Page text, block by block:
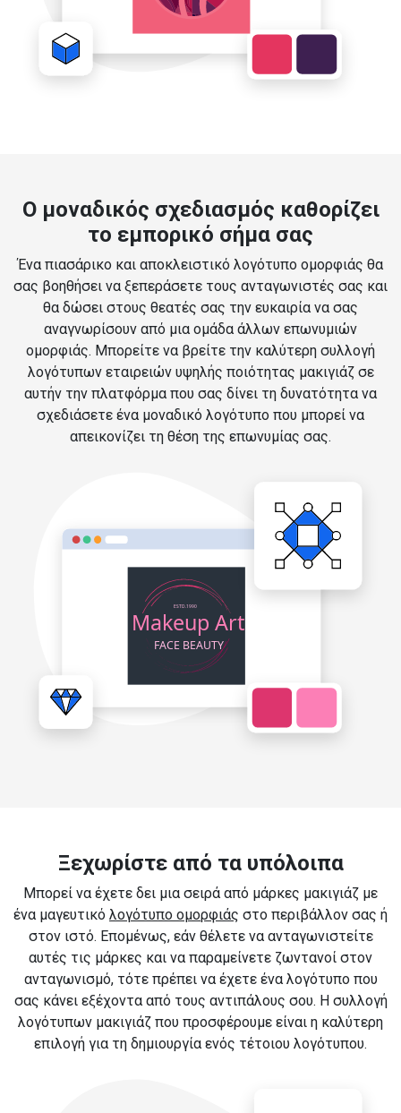
Ο μοναδικός σχεδιασμός καθορίζει
το εμπορικό σήμα σας
Ένα πιασάρικο και αποκλειστικό λογότυπο ομορφιάς θα
σας βοηθήσει να ξεπεράσετε τους ανταγωνιστές σας και
θα δώσει στους θεατές σας την ευκαιρία να σας
αναγνωρίσουν από μια ομάδα άλλων επωνυμιών
ομορφιάς. Μπορείτε να βρείτε την καλύτερη συλλογή
λογότυπων εταιρειών υψηλής ποιότητας μακιγιάζ σε
αυτήν την πλατφόρμα που σας δίνει τη δυνατότητα να
σχεδιάσετε ένα μοναδικό λογότυπο που μπορεί να
απεικονίζει τη θέση της επωνυμίας σας.
Ξεχωρίστε από τα υπόλοιπα
Μπορεί να έχετε δει μια σειρά από μάρκες μακιγιάζ με
ένα μαγευτικό λογότυπο ομορφιάς στο περιβάλλον σας ή
στον ιστό. Επομένως, εάν θέλετε να ανταγωνιστείτε
αυτές τις μάρκες και να παραμείνετε ζωντανοί στον
ανταγωνισμό, τότε πρέπει να έχετε ένα λογότυπο που
σας κάνει εξέχοντα από τους αντιπάλους σου. Η συλλογή
λογότυπων μακιγιάζ που προσφέρουμε είναι η καλύτερη
επιλογή για τη δημιουργία ενός τέτοιου λογότυπου.